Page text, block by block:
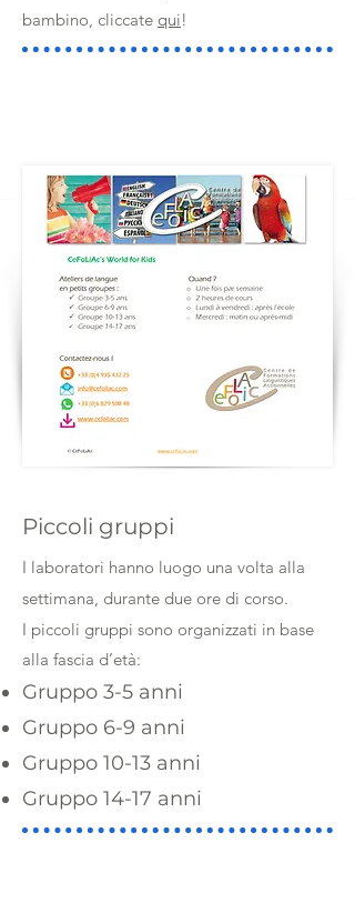
bambino, cliccate qui!
Piccoli gruppi
I laboratori hanno luogo una volta alla
settimana, durante due ore di corso.
I piccoli gruppi sono organizzati in base
alla fascia d’età:
Gruppo 3-5 anni
Gruppo 6-9 anni
Gruppo 10-13 anni
Gruppo 14-17 anni